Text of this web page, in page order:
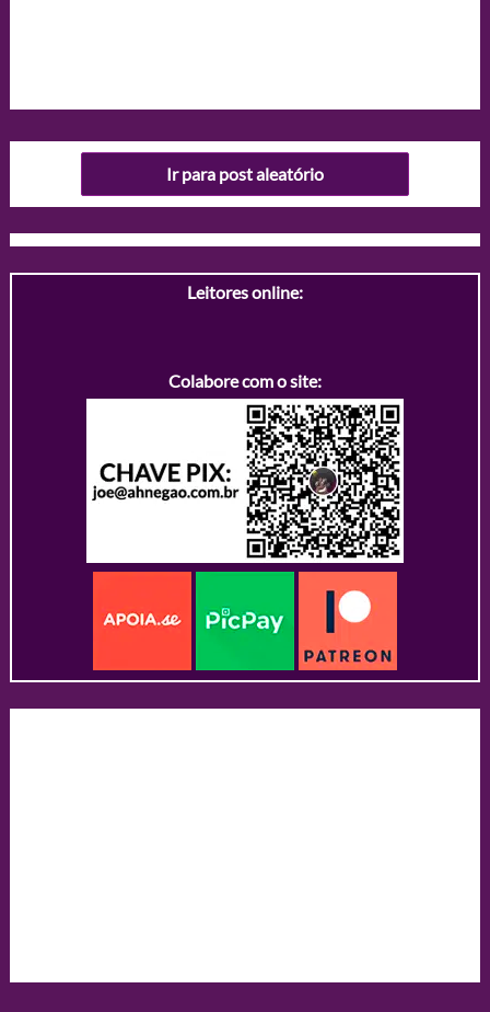
Ir para post aleatório
Leitores online:
Colabore com o site: